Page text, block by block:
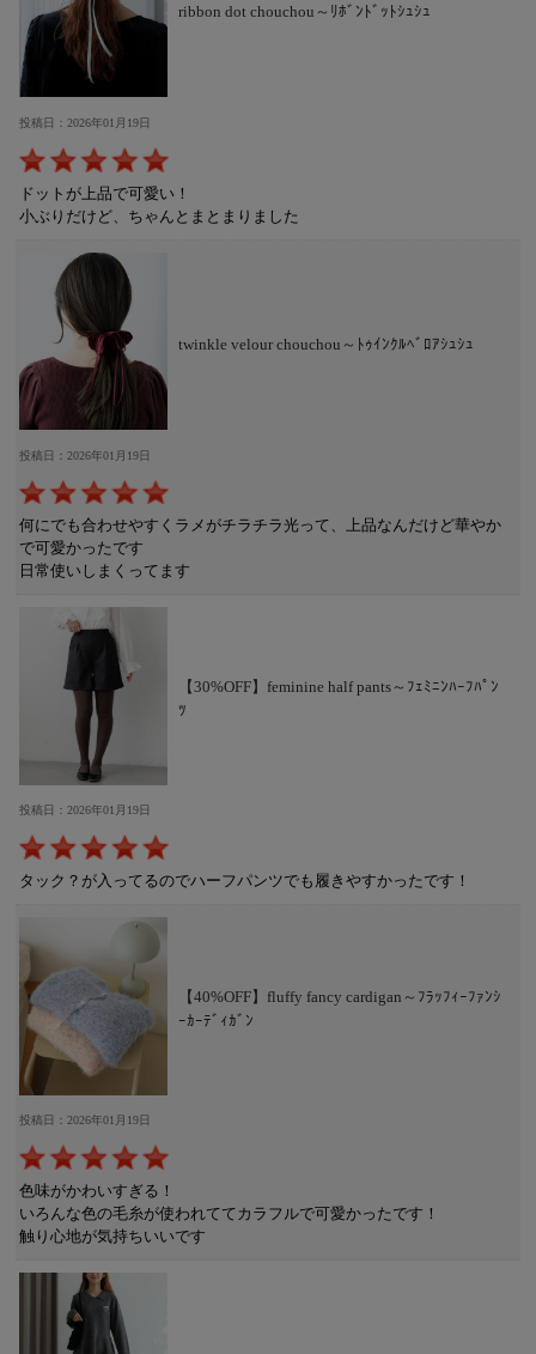
ribbon dot chouchou～ﾘﾎﾞﾝﾄﾞｯﾄｼｭｼｭ
投稿日：2026年01月19日
ドットが上品で可愛い！
小ぶりだけど、ちゃんとまとまりました
twinkle velour chouchou～ﾄｩｲﾝｸﾙﾍﾞﾛｱｼｭｼｭ
投稿日：2026年01月19日
何にでも合わせやすくラメがチラチラ光って、上品なんだけど華やか
で可愛かったです
日常使いしまくってます
【30%OFF】feminine half pants～ﾌｪﾐﾆﾝﾊｰﾌﾊﾟﾝ
ﾂ
投稿日：2026年01月19日
タック？が入ってるのでハーフパンツでも履きやすかったです！
【40%OFF】fluffy fancy cardigan～ﾌﾗｯﾌｨｰﾌｧﾝｼ
ｰｶｰﾃﾞｨｶﾞﾝ
投稿日：2026年01月19日
色味がかわいすぎる！
いろんな色の毛糸が使われててカラフルで可愛かったです！
触り心地が気持ちいいです